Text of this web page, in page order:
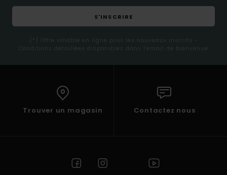
S'INSCRIRE
(*) Offre valable en ligne pour les nouveaux inscrits -
Conditions détaillées disponibles dans l'email de bienvenue
Trouver un magasin Contactez nous